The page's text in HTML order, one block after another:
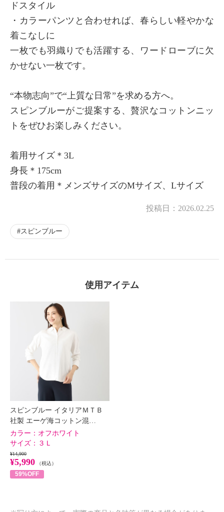
ドスタイル
・カラーパンツと合わせれば、春らしい軽やかな
着こなしに
一枚でも羽織りでも活躍する、ワードローブに欠
かせない一枚です。
“本物志向”で“上質な日常”を求める方へ。
スピンブルーがご提案する、贅沢なコットンニッ
トをぜひお楽しみください。
着用サイズ＊3L
身長＊175cm
普段の着用＊メンズサイズのMサイズ、Lサイズ
投稿日： 2026.02.25
スピンブルー
使用アイテム
スピンブルー イタリアＭＴＢ
社製 エーゲ海コットン混…
カラー： オフホワイト
サイズ： ３Ｌ
¥14,900
¥5,990 （税込）
59%OFF